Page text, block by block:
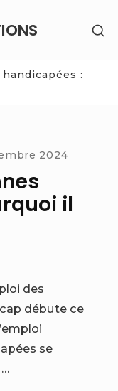
:
2024
il
des
débute ce
se